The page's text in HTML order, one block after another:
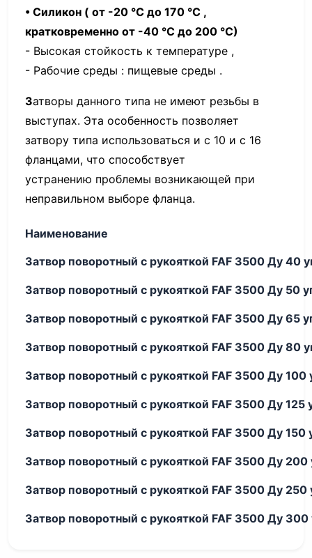
• Силикон ( от -20 °С до 170 °С ,
кратковременно от -40 °С до 200 °С)
- Высокая стойкость к температуре ,
- Рабочие среды : пищевые среды .
Затворы данного типа не имеют резьбы в
выступах. Эта особенность позволяет
затвору типа использоваться и с 10 и с 16
фланцами, что способствует
устранению проблемы возникающей при
неправильном выборе фланца.
Наименование
Затвор поворотный с рукояткой FAF 3500 Ду 40
Затвор поворотный с рукояткой FAF 3500 Ду 50
Затвор поворотный с рукояткой FAF 3500 Ду 65
Затвор поворотный с рукояткой FAF 3500 Ду 80
Затвор поворотный с рукояткой FAF 3500 Ду 100
Затвор поворотный с рукояткой FAF 3500 Ду 125
Затвор поворотный с рукояткой FAF 3500 Ду 150
Затвор поворотный с рукояткой FAF 3500 Ду 200
Затвор поворотный с рукояткой FAF 3500 Ду 250
Затвор поворотный с рукояткой FAF 3500 Ду 300